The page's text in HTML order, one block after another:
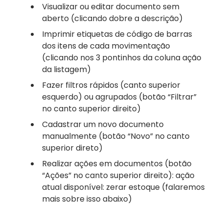
Visualizar ou editar documento sem
aberto (clicando dobre a descrição)
Imprimir etiquetas de código de barras
dos itens de cada movimentação
(clicando nos 3 pontinhos da coluna ação
da listagem)
Fazer filtros rápidos (canto superior
esquerdo) ou agrupados (botão “Filtrar”
no canto superior direito)
Cadastrar um novo documento
manualmente (botão “Novo” no canto
superior direto)
Realizar ações em documentos (botão
“Ações” no canto superior direito): ação
atual disponível: zerar estoque (falaremos
mais sobre isso abaixo)